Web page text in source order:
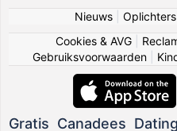
Nieuws| Oplichters
Cookies & AVG
Gebruiksvoorwaarden
Gratis Canadees